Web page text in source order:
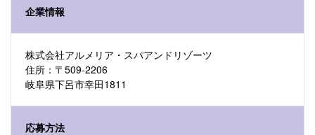
企業情報
株式会社アルメリア・スパアンドリゾーツ
住所：〒509-2206
岐阜県下呂市幸田1811
応募方法